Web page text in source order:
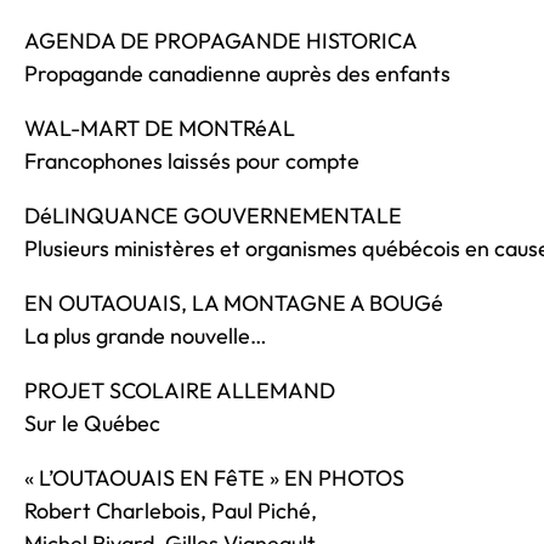
AGENDA DE PROPAGANDE HISTORICA
Propagande canadienne auprès des enfants
WAL-MART DE MONTRéAL
Francophones laissés pour compte
DéLINQUANCE GOUVERNEMENTALE
Plusieurs ministères et organismes québécois en
EN OUTAOUAIS, LA MONTAGNE A BOUGé
La plus grande nouvelle…
PROJET SCOLAIRE ALLEMAND
Sur le Québec
« L’OUTAOUAIS EN FêTE » EN PHOTOS
Robert Charlebois, Paul Piché,